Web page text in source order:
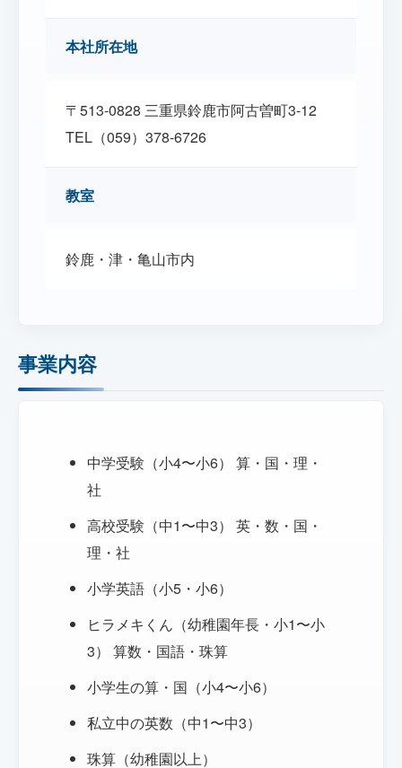
本社所在地
〒513-0828 三重県鈴鹿市阿古曽町3-12
TEL（059）378-6726
教室
鈴鹿・津・亀山市内
事業内容
中学受験（小4〜小6） 算・国・理・
社
高校受験（中1〜中3） 英・数・国・
理・社
小学英語（小5・小6）
ヒラメキくん（幼稚園年長・小1〜小
3） 算数・国語・珠算
小学生の算・国（小4〜小6）
私立中の英数（中1〜中3）
珠算（幼稚園以上）